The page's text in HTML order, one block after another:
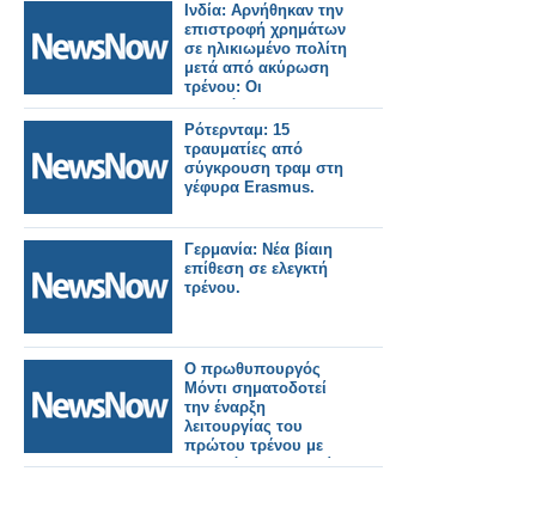
Ινδία: Αρνήθηκαν την
επιστροφή χρημάτων
σε ηλικιωμένο πολίτη
μετά από ακύρωση
τρένου: Οι
σιδηρόδρομοι
διατάχθηκαν να
καταβάλουν
αποζημίωση 25.000
Ρουπίες.
Ρότερνταμ: 15
τραυματίες από
σύγκρουση τραμ στη
γέφυρα Erasmus.
Γερμανία: Νέα βίαιη
επίθεση σε ελεγκτή
τρένου.
Ο πρωθυπουργός
Μόντι σηματοδοτεί
την έναρξη
λειτουργίας του
πρώτου τρένου με
υδρογόνο στην Ινδία,